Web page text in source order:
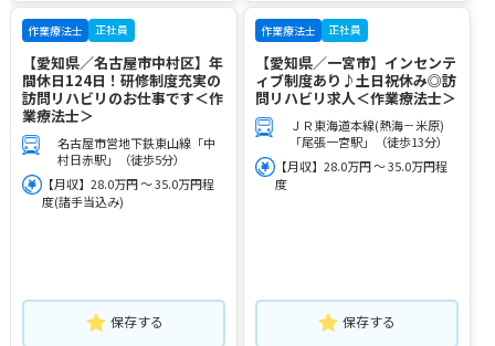
作業療法士 正社員
【愛知県／名古屋市中村区】年
間休日124日！研修制度充実の
訪問リハビリのお仕事です＜作
業療法士＞
名古屋市営地下鉄東山線「中
村日赤駅」（徒歩5分）
【月収】28.0万円 ～ 35.0万円程
度(諸手当込み)
保存する
作業療法士 正社員
【愛知県／一宮市】インセンテ
ィブ制度あり♪土日祝休み◎訪
問リハビリ求人＜作業療法士＞
ＪＲ東海道本線(熱海－米原)
「尾張一宮駅」（徒歩13分）
【月収】28.0万円 ～ 35.0万円程
度
保存する